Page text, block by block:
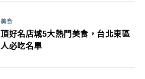
美食
頂好名店城5大熱門美食，台北東區
人必吃名單